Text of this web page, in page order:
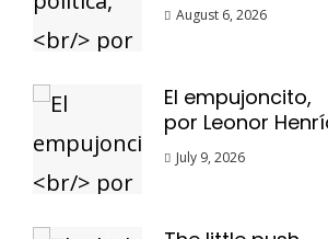
August 6, 2026
El empujoncito,
por Leonor
July 9, 2026